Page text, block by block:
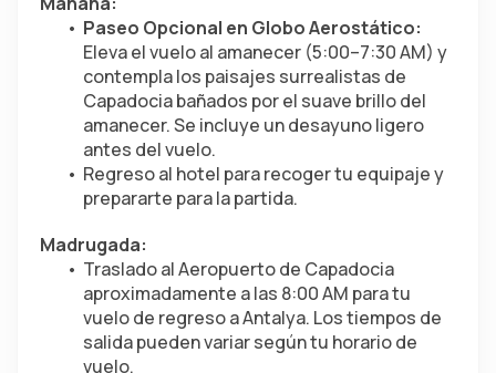
Paseo Opcional en Globo Aerostático:
Eleva el vuelo al amanecer (5:00–7:30 AM) y
contempla los paisajes surrealistas de
Capadocia bañados por el suave brillo del
amanecer. Se incluye un desayuno ligero
antes del vuelo.
Regreso al hotel para recoger tu equipaje y
prepararte para la partida.
Madrugada:
Traslado al Aeropuerto de Capadocia
aproximadamente a las 8:00 AM para tu
vuelo de regreso a Antalya. Los tiempos de
salida pueden variar según tu horario de
vuelo.